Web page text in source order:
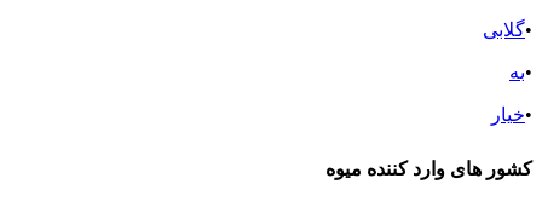
•گلابی
•به
•خیار
کشور های وارد کننده میوه